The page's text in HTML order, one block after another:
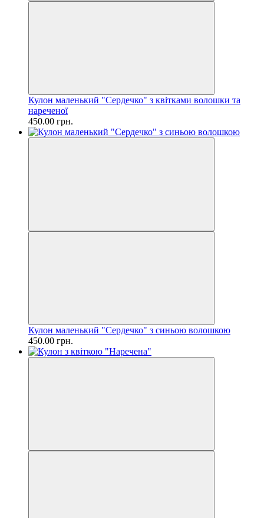
Кулон маленький "Сердечко" з квітками волошки та
нареченої
450.00 грн.
Кулон маленький "Сердечко" з синьою волошкою
450.00 грн.